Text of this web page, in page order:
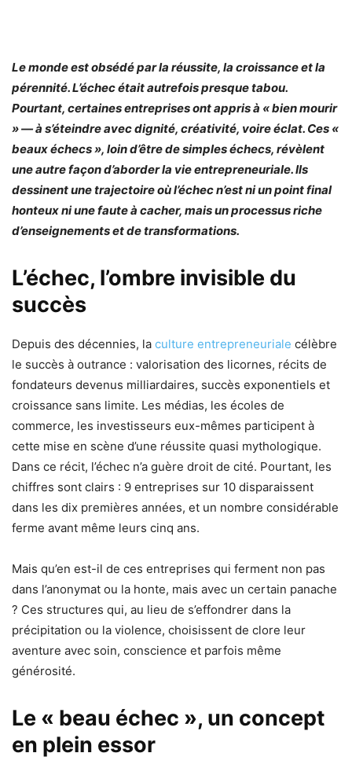
Le monde est obsédé par la réussite, la croissance et la
pérennité. L’échec était autrefois presque tabou.
Pourtant, certaines entreprises ont appris à « bien mourir
» — à s’éteindre avec dignité, créativité, voire éclat. Ces «
beaux échecs », loin d’être de simples échecs, révèlent
une autre façon d’aborder la vie entrepreneuriale. Ils
dessinent une trajectoire où l’échec n’est ni un point final
honteux ni une faute à cacher, mais un processus riche
d’enseignements et de transformations.
L’échec, l’ombre invisible du
succès
Depuis des décennies, la culture entrepreneuriale célèbre
le succès à outrance : valorisation des licornes, récits de
fondateurs devenus milliardaires, succès exponentiels et
croissance sans limite. Les médias, les écoles de
commerce, les investisseurs eux-mêmes participent à
cette mise en scène d’une réussite quasi mythologique.
Dans ce récit, l’échec n’a guère droit de cité. Pourtant, les
chiffres sont clairs : 9 entreprises sur 10 disparaissent
dans les dix premières années, et un nombre considérable
ferme avant même leurs cinq ans.
Mais qu’en est-il de ces entreprises qui ferment non pas
dans l’anonymat ou la honte, mais avec un certain panache
? Ces structures qui, au lieu de s’effondrer dans la
précipitation ou la violence, choisissent de clore leur
aventure avec soin, conscience et parfois même
générosité.
Le « beau échec », un concept
en plein essor